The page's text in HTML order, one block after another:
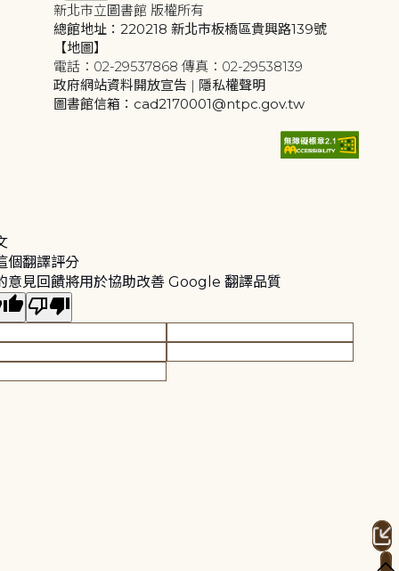
新北市立圖書館 版權所有
總館地址：220218 新北市板橋區貴興路139號
【地圖】
電話：02-29537868 傳真：02-29538139
政府網站資料開放宣告 | 隱私權聲明
圖書館信箱：cad2170001@ntpc.gov.tw
個翻譯評分
意見回饋將用於協助改善 Google 翻譯品質